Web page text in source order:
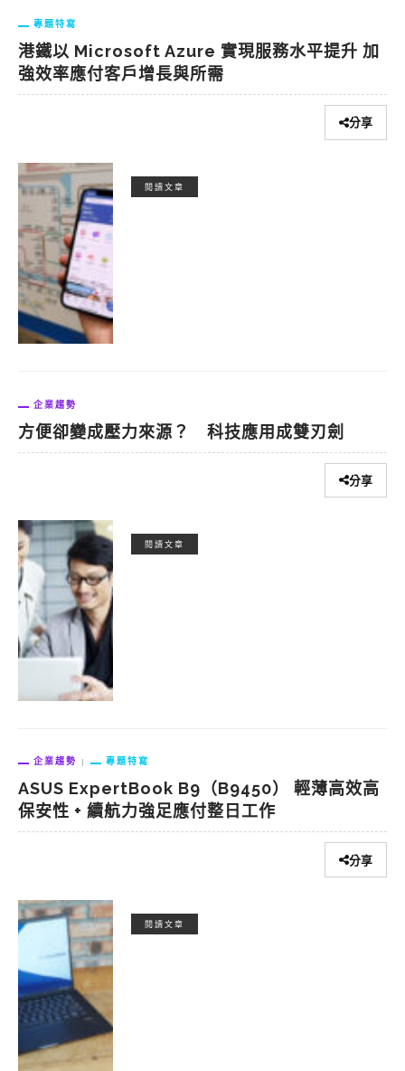
專題特寫
港鐵以 Microsoft Azure 實現服務水平提升 加
強效率應付客戶增長與所需
分享
閱讀文章
企業趨勢
方便卻變成壓力來源？ 科技應用成雙刃劍
分享
閱讀文章
企業趨勢 專題特寫
ASUS ExpertBook B9（B9450） 輕薄高效高
保安性 + 續航力強足應付整日工作
分享
閱讀文章